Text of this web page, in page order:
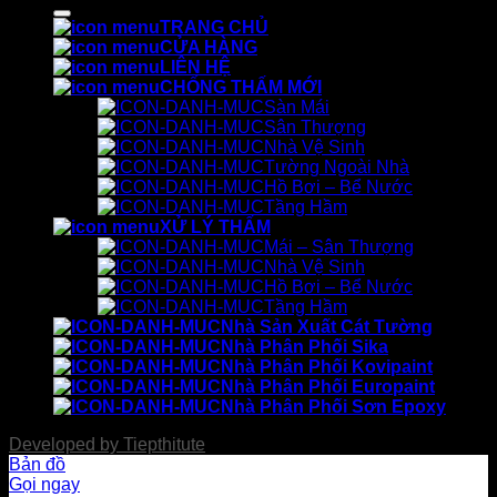
TRANG CHỦ
CỬA HÀNG
LIÊN HỆ
CHỐNG THẤM MỚI
Sàn Mái
Sân Thượng
Nhà Vệ Sinh
Tường Ngoài Nhà
Hồ Bơi – Bể Nước
Tầng Hầm
XỬ LÝ THẤM
Mái – Sân Thượng
Nhà Vệ Sinh
Hồ Bơi – Bể Nước
Tầng Hầm
Nhà Sản Xuất Cát Tường
Nhà Phân Phối Sika
Nhà Phân Phối Kovipaint
Nhà Phân Phối Europaint
Nhà Phân Phối Sơn Epoxy
Developed by Tiepthitute
Bản đồ
Gọi ngay